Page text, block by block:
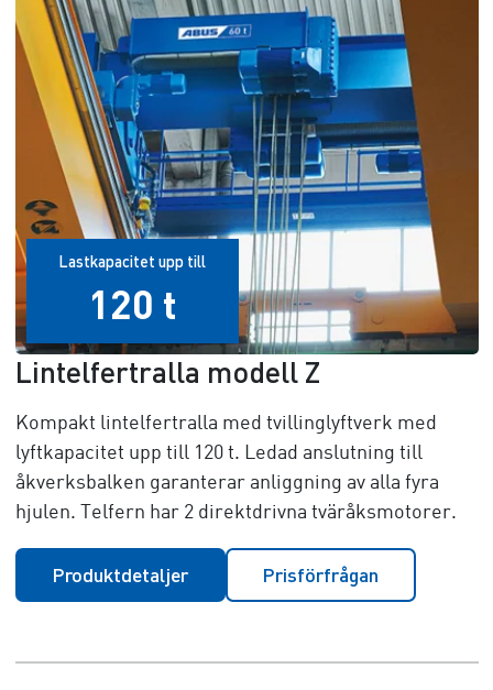
Lastkapacitet upp till
120 t
Lintelfertralla modell Z
Kompakt lintelfertralla med tvillinglyftverk med
lyftkapacitet upp till 120 t. Ledad anslutning till
åkverksbalken garanterar anliggning av alla fyra
hjulen. Telfern har 2 direktdrivna tväråksmotorer.
Produktdetaljer Prisförfrågan